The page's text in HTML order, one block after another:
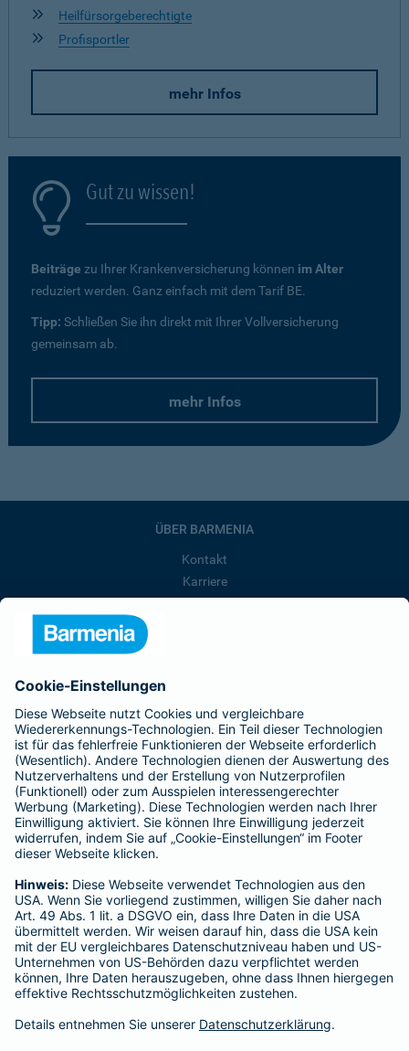
Heilfürsorgeberechtigte
Profisportler
mehr Infos
Gut zu wissen!
Beiträge zu Ihrer Krankenversicherung können im Alter
reduziert werden. Ganz einfach mit dem Tarif BE.
Tipp: Schließen Sie ihn direkt mit Ihrer Vollversicherung
gemeinsam ab.
mehr Infos
ÜBER BARMENIA
Kontakt
Karriere
Barmenia ist Teil der BarmeniaGothaer
BELIEBTE SEITEN
Kranken-Zusatzversicherung
Tierversicherungen
Haftpflichtversicherung
Hausratversicherung
Adresse ändern
Schaden melden
Kilometerstandsmeldung
Serviceübersicht